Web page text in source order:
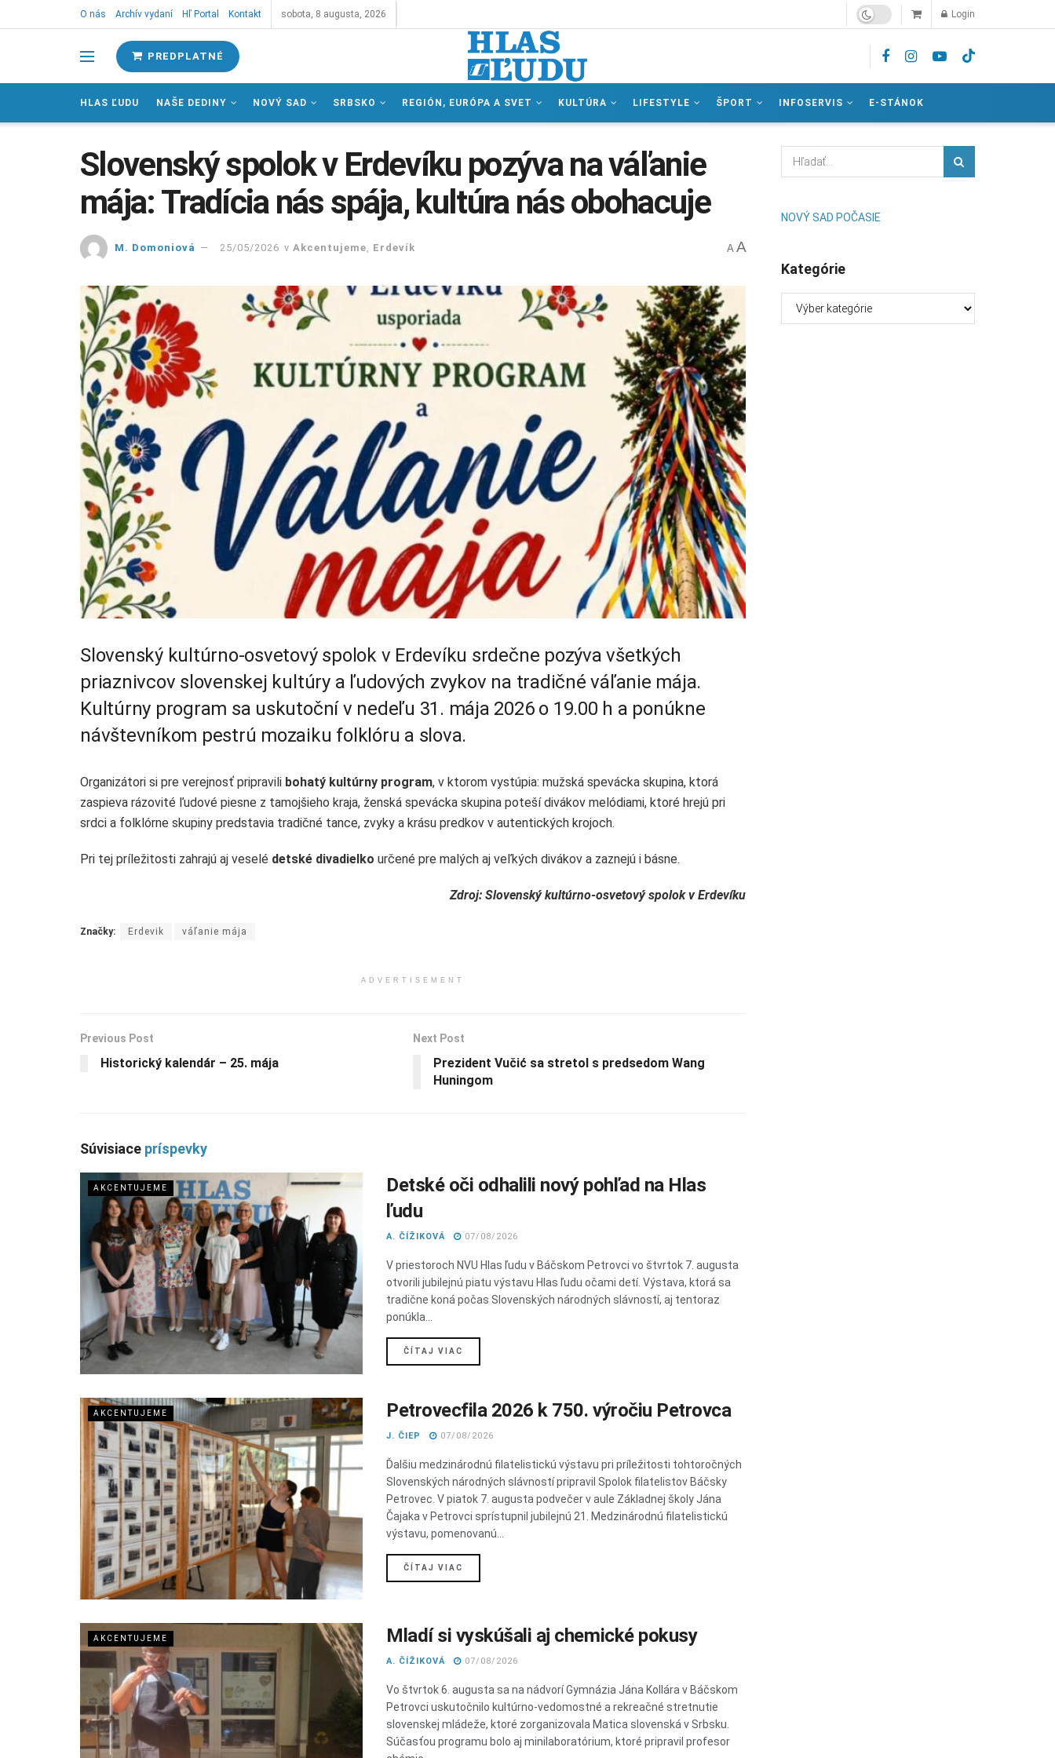
O nás Archív vydaní Hľ Portal Kontakt sobota, 8 augusta, 2026 Login
PREDPLATNÉ
HLAS ĽUDU NAŠE DEDINY NOVÝ SAD SRBSKO REGIÓN, EURÓPA A SVET KULTÚRA LIFESTYLE ŠPORT INFOSERVIS E-STÁNOK
Slovenský spolok v Erdevíku pozýva na váľanie
mája: Tradícia nás spája, kultúra nás obohacuje
M. Domoniová 25/05/2026 v Akcentujeme Erdevík A A
Slovenský kultúrno-osvetový spolok v Erdevíku srdečne pozýva všetkých
priaznivcov slovenskej kultúry a ľudových zvykov na tradičné váľanie mája.
Kultúrny program sa uskutoční v nedeľu 31. mája 2026 o 19.00 h a ponúkne
návštevníkom pestrú mozaiku folklóru a slova.
Organizátori si pre verejnosť pripravili bohatý kultúrny program, v ktorom vystúpia: mužská spevácka skupina, ktorá
zaspieva rázovité ľudové piesne z tamojšieho kraja, ženská spevácka skupina poteší divákov melódiami, ktoré hrejú pri
srdci a folklórne skupiny predstavia tradičné tance, zvyky a krásu predkov v autentických krojoch.
Pri tej príležitosti zahrajú aj veselé detské divadielko určené pre malých aj veľkých divákov a zaznejú i básne.
Zdroj: Slovenský kultúrno-osvetový spolok v Erdevíku
Značky: Erdevik váľanie mája
ADVERTISEMENT
Previous Post
Historický kalendár – 25. mája
Next Post
Prezident Vučić sa stretol s predsedom Wang
Huningom
Súvisiace príspevky
AKCENTUJEME
Detské oči odhalili nový pohľad na Hlas
ľudu
A. ČÍŽIKOVÁ 07/08/2026
V priestoroch NVU Hlas ľudu v Báčskom Petrovci vo štvrtok 7. augusta
otvorili jubilejnú piatu výstavu Hlas ľudu očami detí. Výstava, ktorá sa
tradične koná počas Slovenských národných slávností, aj tentoraz
ponúkla...
ČÍTAJ VIAC
AKCENTUJEME Petrovecfila 2026 k 750. výročiu Petrovca
J. ČIEP 07/08/2026
Ďalšiu medzinárodnú filatelistickú výstavu pri príležitosti tohtoročných
Slovenských národných slávností pripravil Spolok filatelistov Báčsky
Petrovec. V piatok 7. augusta podvečer v aule Základnej školy Jána
Čajaka v Petrovci sprístupnil jubilejnú 21. Medzinárodnú filatelistickú
výstavu, pomenovanú...
ČÍTAJ VIAC
AKCENTUJEME Mladí si vyskúšali aj chemické pokusy
A. ČÍŽIKOVÁ 07/08/2026
Vo štvrtok 6. augusta sa na nádvorí Gymnázia Jána Kollára v Báčskom
Petrovci uskutočnilo kultúrno-vedomostné a rekreačné stretnutie
slovenskej mládeže, ktoré zorganizovala Matica slovenská v Srbsku.
Súčasťou programu bolo aj minilaboratórium, ktoré pripravil profesor
NOVÝ SAD POČASIE
Kategórie